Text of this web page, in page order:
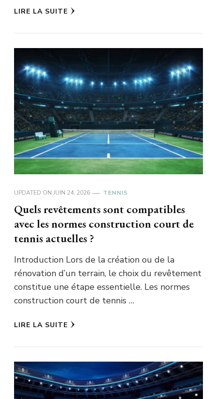
LIRE LA SUITE
UPDATED ON JUIN 24, 2026 TENNIS
Quels revêtements sont compatibles
avec les normes construction court de
tennis actuelles ?
Introduction Lors de la création ou de la
rénovation d’un terrain, le choix du revêtement
constitue une étape essentielle. Les normes
construction court de tennis …
LIRE LA SUITE